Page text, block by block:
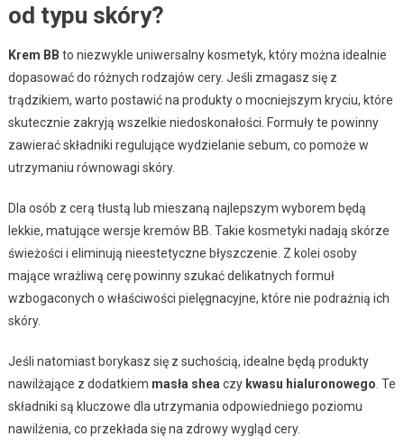
od typu skóry?
Krem BB to niezwykle uniwersalny kosmetyk, który można idealnie
dopasować do różnych rodzajów cery. Jeśli zmagasz się z
trądzikiem, warto postawić na produkty o mocniejszym kryciu, które
skutecznie zakryją wszelkie niedoskonałości. Formuły te powinny
zawierać składniki regulujące wydzielanie sebum, co pomoże w
utrzymaniu równowagi skóry.
Dla osób z cerą tłustą lub mieszaną najlepszym wyborem będą
lekkie, matujące wersje kremów BB. Takie kosmetyki nadają skórze
świeżości i eliminują nieestetyczne błyszczenie. Z kolei osoby
mające wrażliwą cerę powinny szukać delikatnych formuł
wzbogaconych o właściwości pielęgnacyjne, które nie podrażnią ich
skóry.
Jeśli natomiast borykasz się z suchością, idealne będą produkty
nawilżające z dodatkiem masła shea czy kwasu hialuronowego . Te
składniki są kluczowe dla utrzymania odpowiedniego poziomu
nawilżenia, co przekłada się na zdrowy wygląd cery.